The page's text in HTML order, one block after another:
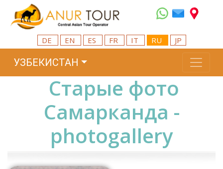
DE EN ES FR IT RU JP
УЗБЕКИСТАН
Старые фото
Самарканда -
photogallery